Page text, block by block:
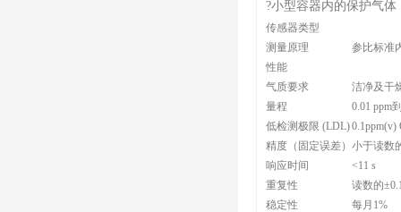
?小型容器内的保护气体
传感器类型
测量原理
参比标准
性能
气质要求
洁净及干
量程
0.01 ppm
低检测极限 (LDL)0.1ppm(v)
精度（固定误差） 小于读数
响应时间
<11 s
重复性
读数的
稳定性
每月1%